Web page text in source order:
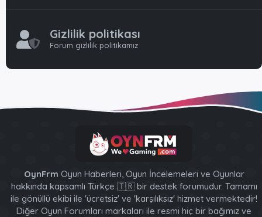
Gizlilik politikası
Forum gizlilik politikamız
OynFrm Oyun Haberleri, Oyun İncelemeleri ve Oyunlar
hakkında kapsamlı Türkçe 🇹🇷 bir destek forumudur. Tamamı
ile gönüllü ekibi ile 'ücretsiz' ve 'karşılıksız' hizmet vermektedir!
Diğer Oyun Forumları markaları ile resmi hiç bir bağımız ve